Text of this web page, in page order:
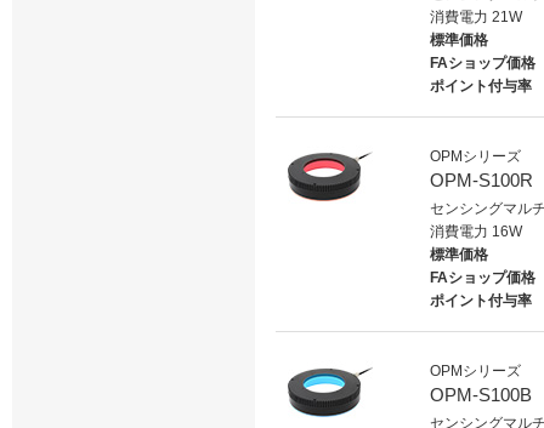
消費電力 21W
標準価格
FAショップ価格
ポイント付与率
OPMシリーズ
OPM-S100R
センシングマル
消費電力 16W
標準価格
FAショップ価格
ポイント付与率
OPMシリーズ
OPM-S100B
センシングマル